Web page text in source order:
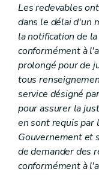
Les redevables
dans le délai d'un
la notification de
conformément à
prolongé pour de
tous
service désigné
pour assurer la
en sont requis par
Gouvernement et
de demander des
conformément à